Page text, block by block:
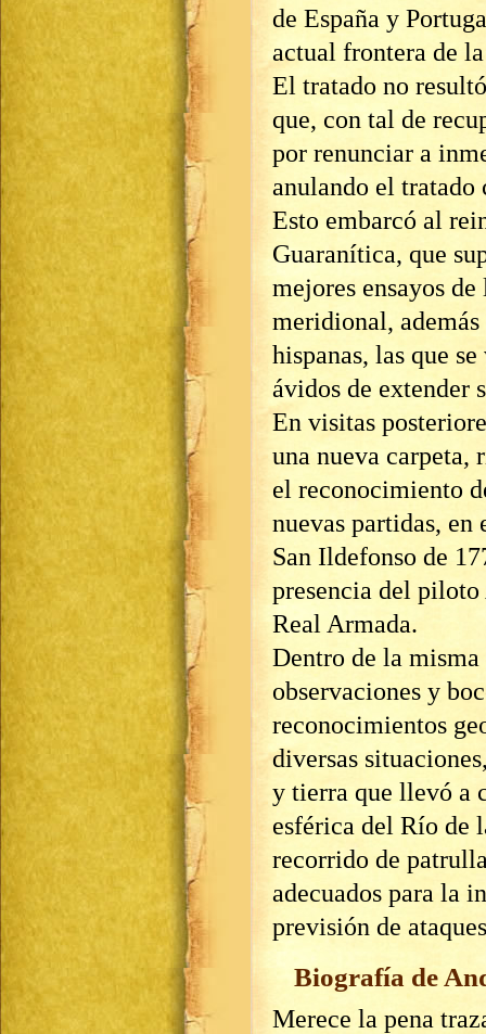
de España y
actual frontera de
El tratado no
que, con tal de
por renunciar a
anulando el tratado
Esto embarcó al
Guaranítica, que
mejores ensayos
meridional,
hispanas, las que
ávidos de extender
En visitas
una nueva carpeta,
el reconocimiento
nuevas partidas,
San Ildefonso de
presencia del
Real Armada.
Dentro de la misma
observaciones y
reconocimientos
diversas
y tierra que llevó a
esférica del Río de
recorrido de
adecuados para la
previsión de
Biografía de
Merece la pena